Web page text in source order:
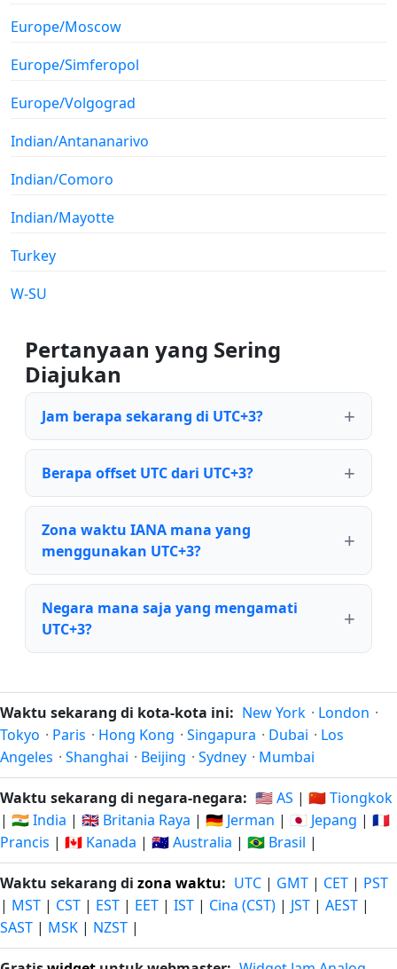
Europe/Moscow
Europe/Simferopol
Europe/Volgograd
Indian/Antananarivo
Indian/Comoro
Indian/Mayotte
Turkey
W-SU
Pertanyaan yang Sering
Diajukan
Jam berapa sekarang di UTC+3?
Berapa offset UTC dari UTC+3?
Zona waktu IANA mana yang
menggunakan UTC+3?
Negara mana saja yang mengamati
UTC+3?
Waktu sekarang di kota-kota ini: New York · London ·
Tokyo · Paris · Hong Kong · Singapura · Dubai · Los
Angeles · Shanghai · Beijing · Sydney · Mumbai
Waktu sekarang di negara-negara: 🇺🇸 AS | 🇨🇳 Tiongkok
| 🇮🇳 India | 🇬🇧 Britania Raya | 🇩🇪 Jerman | 🇯🇵 Jepang | 🇫🇷
Prancis | 🇨🇦 Kanada | 🇦🇺 Australia | 🇧🇷 Brasil |
Waktu sekarang di zona waktu: UTC | GMT | CET | PST
| MST | CST | EST | EET | IST | Cina (CST) | JST | AEST |
SAST | MSK | NZST |